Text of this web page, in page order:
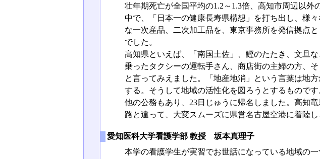
壮年期死亡が全国平均の1.2～1.3倍、高知市周辺以
中で、「日本一の健康長寿県構想」を打ち出し、様
な一次産品、二次加工品を、東京事務所を発信拠点
でした。
高知県といえば、「南国土佐」、鰹のたたき、文旦
乗ったタクシーの運転手さん、商店街の主婦の方、
と言ってみえました。「地産地消」という言葉は地
する。そうして地域の活性化を図ろうとするもので
他の公務もあり、23日じゅうに帰名しました。高知
路と違って、大変スムーズに県営名古屋空港に着陸し
愛知医科大学看護学部 教授 坂本真理子
本学の看護学生が実習でお世話になっている地域の